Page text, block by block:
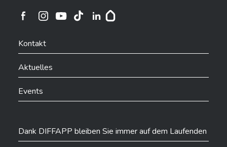
Ville de Differdange sur Instagram
Kontakt
Aktuelles
Events
Dank DIFFAPP bleiben Sie immer auf dem Laufenden